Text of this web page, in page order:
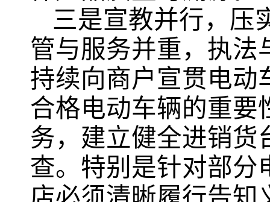
三是宣教并行，压
管与服务并重，执法
持续向商户宣贯电动
合格电动车辆的重要
务，建立健全进销货
查。特别是针对部分